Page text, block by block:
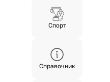
Спорт
Справочник